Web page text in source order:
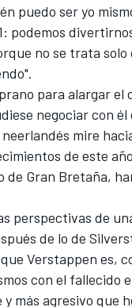
puedo ser yo
podemos
no se trata
para alargar
negociar con
mire
de este
Gran Bretaña,
perspectivas de
de lo de
Verstappen es,
con el fallecido
más agresivo que